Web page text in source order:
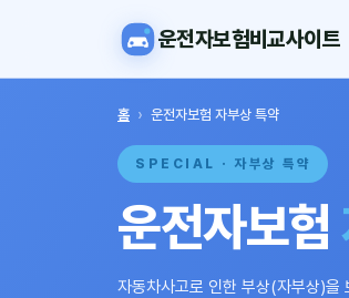
운전자보험비교사이트
홈 › 운전자보험 자부상 특약
SPECIAL · 자부상 특약
운전자보험
자동차사고로 인한 부상(자부상)을